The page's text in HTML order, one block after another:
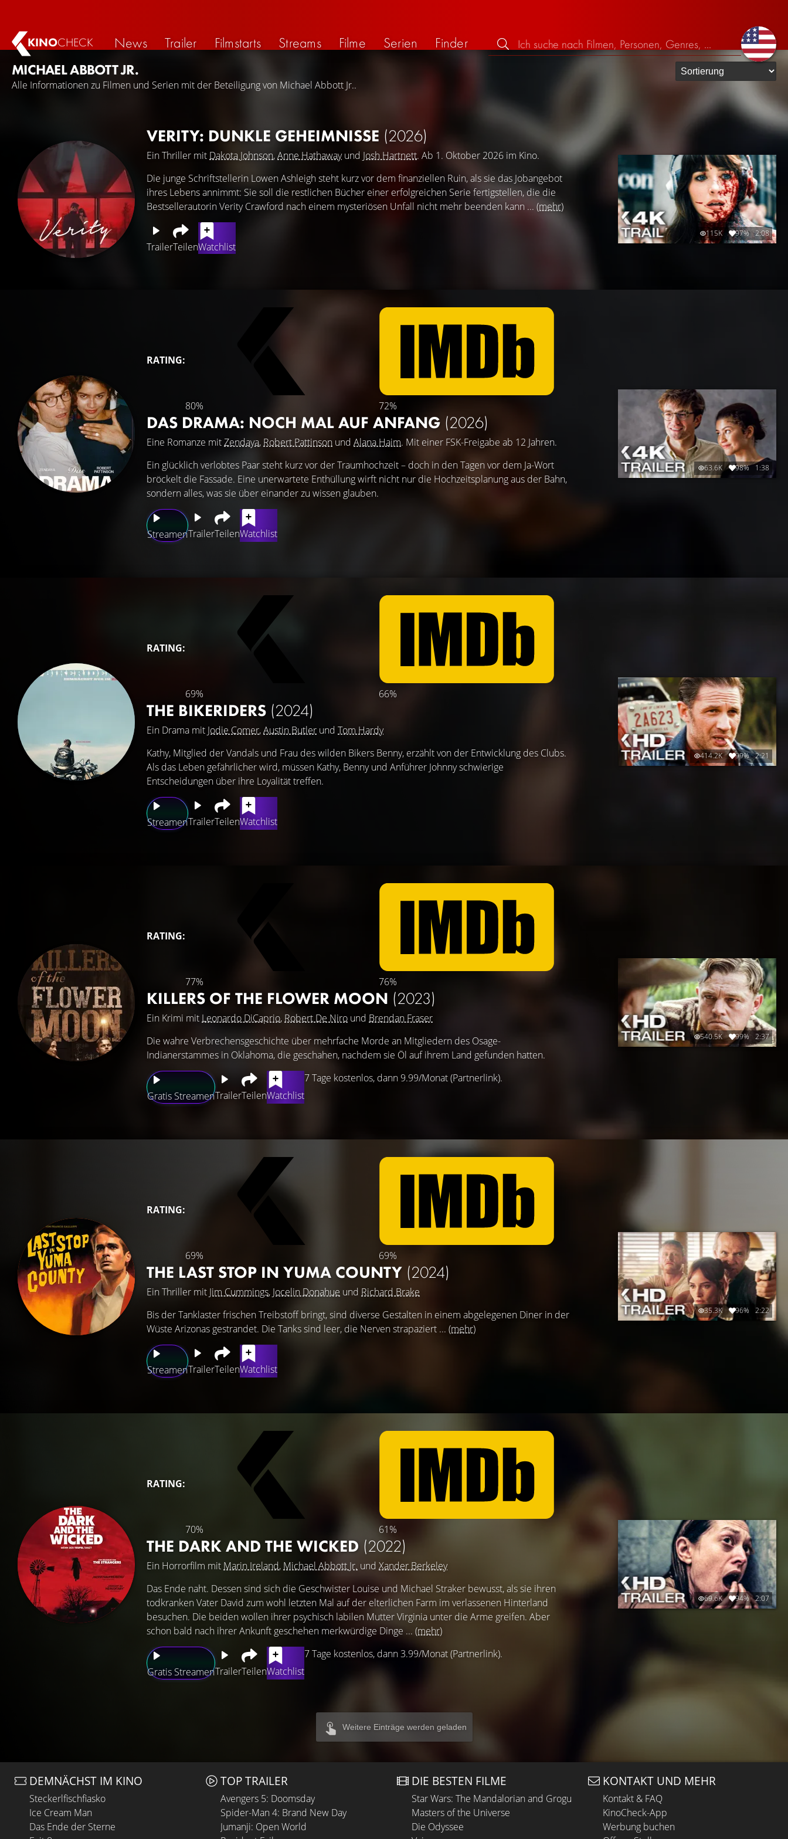
KINOCHECK News Trailer Filmstarts Streams Filme Serien
Finder
MICHAEL ABBOTT JR.
Alle Informationen zu Filmen und Serien mit der Beteiligung von Michael Abbott Jr..
VERITY: DUNKLE GEHEIMNISSE (2026)
Ein Thriller mit Dakota Johnson,Anne Hathawayund Josh Hartnett. Ab 1. Oktober 2026 im Kino.
TrailerTeilenWatchlist
Die junge Schriftstellerin Lowen Ashleigh steht kurz vor dem finanziellen Ruin, als sie das Jobangebot
ihres Lebens annimmt: Sie soll die restlichen Bücher einer erfolgreichen Serie fertigstellen, die die
Bestsellerautorin Verity Crawford nach einem mysteriösen Unfall nicht mehr beenden kann ... (mehr)
115K 97% 2:08
RATING:
80% 72%
DAS DRAMA: NOCH MAL AUF ANFANG (2026)
Eine Romanze mitZendaya, Robert Pattinson und Alana Haim. Mit einer FSK-Freigabe ab 12 Jahren.
StreamenTrailerTeilenWatchlist
Ein glücklich verlobtes Paar steht kurz vor der Traumhochzeit – doch in den Tagen vor dem Ja-Wort
bröckelt die Fassade. Eine unerwartete Enthüllung wirft nicht nur die Hochzeitsplanung aus der Bahn,
sondern alles, was sie über einander zu wissen glauben.
63.6K 98% 1:38
RATING:
69% 66%
THE BIKERIDERS (2024)
Ein Drama mit Jodie Comer,Austin Butler und Tom Hardy
StreamenTrailerTeilenWatchlist
Kathy, Mitglied der Vandals und Frau des wilden Bikers Benny, erzählt von der Entwicklung des Clubs.
Als das Leben gefährlicher wird, müssen Kathy, Benny und Anführer Johnny schwierige
Entscheidungen über ihre Loyalität treffen.
414.2K 99% 2:21
RATING:
77% 76%
KILLERS OF THE FLOWER MOON (2023)
Ein Krimi mit Leonardo DiCaprio, Robert De Niro und Brendan Fraser
Gratis StreamenTrailerTeilenWatchlist
7 Tage kostenlos, dann 9.99/Monat (Partnerlink).
Die wahre Verbrechensgeschichte über mehrfache Morde an Mitgliedern des Osage-
Indianerstammes in Oklahoma, die geschahen, nachdem sie Öl auf ihrem Land gefunden hatten.
540.5K 99% 2:37
RATING:
69% 69%
THE LAST STOP IN YUMA COUNTY (2024)
Ein Thriller mit Jim Cummings, Jocelin Donahue und Richard Brake
StreamenTrailerTeilenWatchlist
Bis der Tanklaster frischen Treibstoff bringt, sind diverse Gestalten in einem abgelegenen Diner in der
Wüste Arizonas gestrandet. Die Tanks sind leer, die Nerven strapaziert ... (mehr)
35.3K 96% 2:22
RATING:
70% 61%
THE DARK AND THE WICKED (2022)
Ein Horrorfilm mit Marin Ireland, Michael Abbott Jr. und Xander Berkeley
Gratis StreamenTrailerTeilenWatchlist
7 Tage kostenlos, dann 3.99/Monat (Partnerlink).
Das Ende naht. Dessen sind sich die Geschwister Louise und Michael Straker bewusst, als sie ihren
todkranken Vater David zum wohl letzten Mal auf der elterlichen Farm im verlassenen Hinterland
besuchen. Die beiden wollen ihrer psychisch labilen Mutter Virginia unter die Arme greifen. Aber
schon bald nach ihrer Ankunft geschehen merkwürdige Dinge ... (mehr)
69.6K 94% 2:07
Weitere Einträge werden geladen
DEMNÄCHST IM KINO
Steckerlfischfiasko
Ice Cream Man
Das Ende der Sterne
TOP TRAILER
Avengers 5: Doomsday
Spider-Man 4: Brand New Day
Jumanji: Open World
DIE BESTEN FILME
Star Wars: The Mandalorian and Grogu
Masters of the Universe
Die Odyssee
KONTAKT UND MEHR
Kontakt & FAQ
KinoCheck-App
Werbung buchen